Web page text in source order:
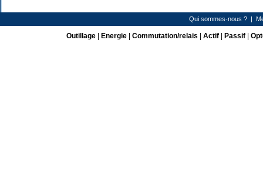
Qui sommes-nous ? |
Outillage| Energie| Commutation/relais Actif| Passif|